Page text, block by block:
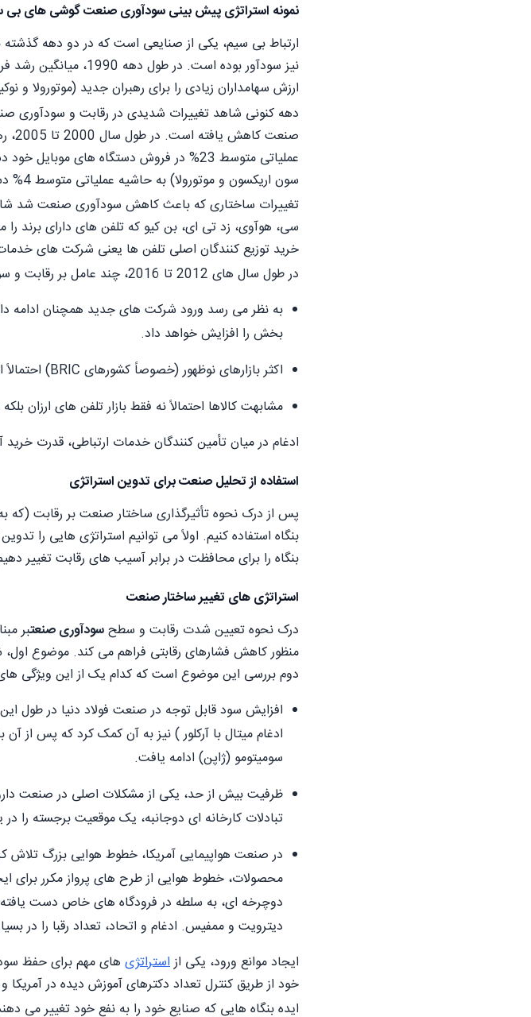
نمونه استراتژی پیش بینی سودآوری صنعت گوشی های بی
ارتباط بی سیم، یکی از صنایعی است که در دو دهه گذشته
ارزش سهامداران زیادی را برای رهبران جدید (موتورولا و
دهه کنونی شاهد تغییرات شدیدی در رقابت و سودآوری
سون اریکسون و موتورولا) به حاشیه عملیاتی متوسط 4% دست یافتند (هرچند اپل بسیار سودآور بود اما اکثر شرکت های دیگر زیان ده بودند).
تغییرات ساختاری که باعث کاهش سودآوری صنعت شد
سی، هوآوی، زد تی ای، بن کیو که تلفن های دارای برند
خرید توزیع کنندگان اصلی تلفن ها یعنی شرکت های
در طول سال های 2012 تا 2016، چند عامل بر رقابت و سودآوری صنعت تأثیر خواهد گذاشت:
به نظر می رسد ورود شرکت های جدید همچنان ادامه
بخش را افزایش خواهد داد.
اکثر بازارهای نوظهور (خصوصاً کشورهای BRIC) احتمالاً اشباع خواهد شد.
مشابهت کالاها احتمالاً نه فقط بازار تلفن های ارزان
ادغام در میان تأمین کنندگان خدمات ارتباطی، قدرت
استفاده از تحلیل صنعت برای تدوین استراتژی
پس از درک نحوه تأثیرگذاری ساختار صنعت بر رقابت (که
بنگاه استفاده کنیم. اولاً می توانیم استراتژی هایی را
بنگاه را برای محافظت در برابر آسیب های رقابت تغییر
استراتژی های تغییر ساختار صنعت
درک نحوه تعیین شدت رقابت و سطحسودآوری صنعتبر
منظور کاهش فشارهای رقابتی فراهم می کند. موضوع
دوم بررسی این موضوع است که کدام یک از این ویژگی
افزایش سود قابل توجه در صنعت فولاد دنیا در طول
ادغام میتال با آرکلور ) نیز به آن کمک کرد که پس از
سومیتومو (ژاپن) ادامه یافت.
تبادلات کارخانه ای دوجانبه، یک موقعیت برجسته
در صنعت هواپیمایی آمریکا، خطوط هوایی بزرگ تلاش
محصولات، خطوط هوایی از طرح های پرواز مکرر برای
دوچرخه ای، به سلطه در فرودگاه های خاص دست یافته
دیترویت و ممفیس. ادغام و اتحاد، تعداد رقبا را در
ایجاد موانع ورود، یکی ازاستراتژی های مهم برای حفظ
خود از طریق کنترل تعداد دکترهای آموزش دیده در
ایده بنگاه هایی که صنایع خود را به نفع خود تغییر می